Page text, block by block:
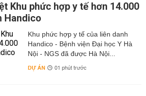
Khu phức hợp y tế hơn 14.000
Handico
Khu phức hợp y tế của liên danh
Handico - Bệnh viện Đại học Y Hà
Nội - NGS đã được Hà Nội...
DỰ ÁN 01 phút trước